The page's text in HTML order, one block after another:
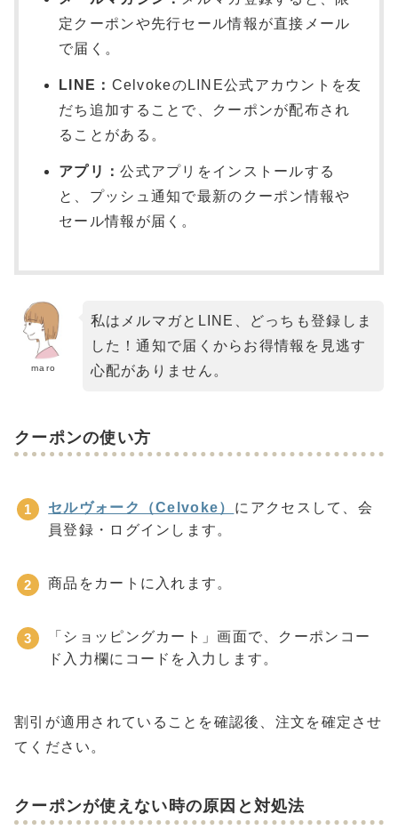
定クーポンや先行セール情報が直接メール
で届く。
LINE： CelvokeのLINE公式アカウントを友
だち追加することで、クーポンが配布され
ることがある。
アプリ：公式アプリをインストールする
と、プッシュ通知で最新のクーポン情報や
セール情報が届く。
maro
私はメルマガとLINE、どっちも登録しま
した！通知で届くからお得情報を見逃す
心配がありません。
クーポンの使い方
セルヴォーク（Celvoke） にアクセスして、会
員登録・ログインします。
商品をカートに入れます。
「ショッピングカート」画面で、クーポンコー
ド入力欄にコードを入力します。
割引が適用されていることを確認後、注文を確定させ
てください。
クーポンが使えない時の原因と対処法